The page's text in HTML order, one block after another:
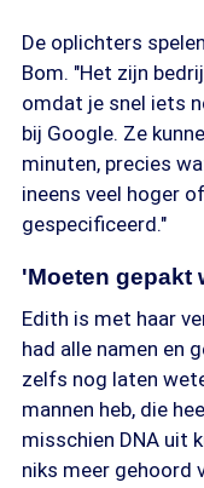
De oplichters
Bom. "Het zijn
omdat je snel iets
bij Google. Ze
minuten, precies
ineens veel hoger
gespecificeerd."
'Moeten gepakt
Edith is met haar
had alle namen en
zelfs nog laten
mannen heb, die
misschien DNA uit
niks meer gehoord